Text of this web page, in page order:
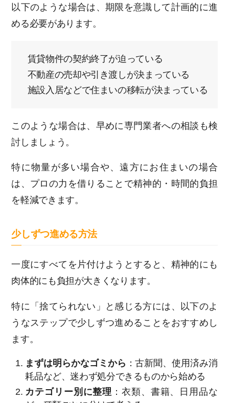
以下のような場合は、期限を意識して計画的に進
める必要があります。
賃貸物件の契約終了が迫っている
不動産の売却や引き渡しが決まっている
施設入居などで住まいの移転が決まっている
このような場合は、早めに専門業者への相談も検
討しましょう。
特に物量が多い場合や、遠方にお住まいの場合
は、プロの力を借りることで精神的・時間的負担
を軽減できます。
少しずつ進める方法
一度にすべてを片付けようとすると、精神的にも
肉体的にも負担が大きくなります。
特に「捨てられない」と感じる方には、以下のよ
うなステップで少しずつ進めることをおすすめし
ます。
まずは明らかなゴミから ：古新聞、使用済み消
耗品など、迷わず処分できるものから始める
カテゴリー別に整理 ：衣類、書籍、日用品な